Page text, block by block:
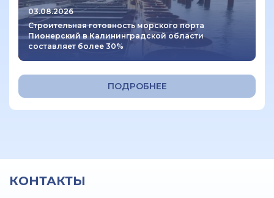
03.08.2026
Строительная готовность морского порта
Пионерский в Калининградской области
составляет более 30%
ПОДРОБНЕЕ
КОНТАКТЫ